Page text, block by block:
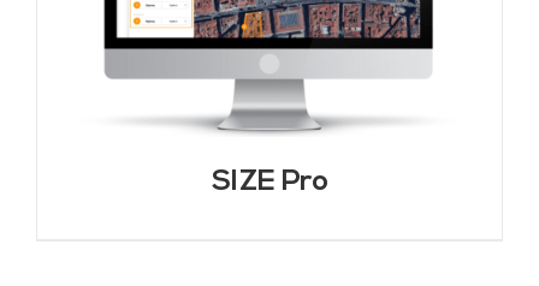
SIZE Pro